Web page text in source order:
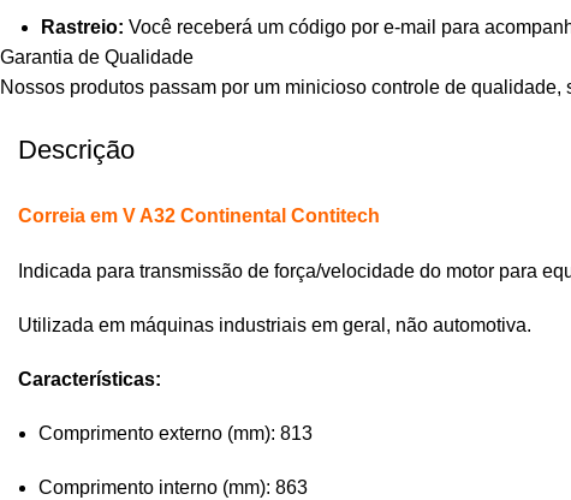
Rastreio: Você receberá um código por e-mail para
Garantia de Qualidade
Nossos produtos passam por um minicioso controle de
Descrição
Correia em V A32 Continental Contitech
Indicada para transmissão de força/velocidade do motor para
Utilizada em máquinas industriais em geral, não automotiva.
Características:
Comprimento externo (mm): 813
Comprimento interno (mm): 863